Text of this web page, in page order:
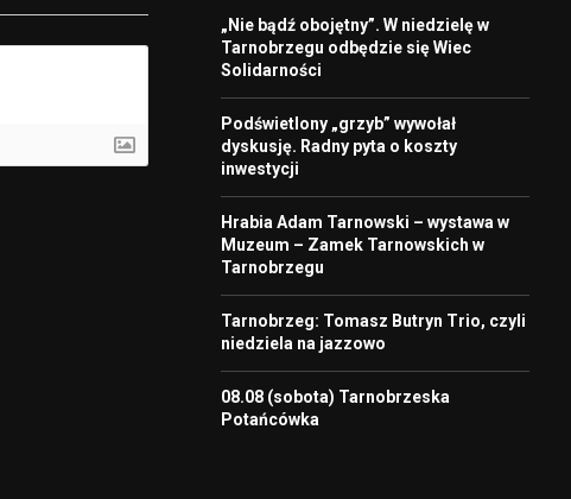
„Nie bądź obojętny”. W niedzielę w
Tarnobrzegu odbędzie się Wiec
Solidarności
Podświetlony „grzyb” wywołał
dyskusję. Radny pyta o koszty
inwestycji
Hrabia Adam Tarnowski – wystawa w
Muzeum – Zamek Tarnowskich w
Tarnobrzegu
Tarnobrzeg: Tomasz Butryn Trio, czyli
niedziela na jazzowo
08.08 (sobota) Tarnobrzeska
Potańcówka